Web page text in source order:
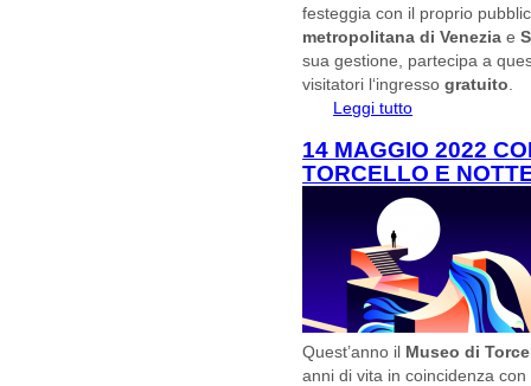
festeggia con il proprio
metropolitana di Venezia e
sua gestione, partecipa a
visitatori l‘ingressogratuito
Leggi tutto
14 MAGGIO 2022
TORCELLO E
Quest’anno il Museo di
anni di vita in coincidenza